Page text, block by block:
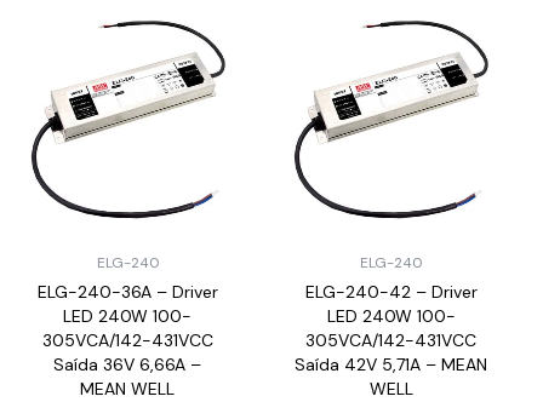
ELG-240
ELG-240-36A – Driver
LED 240W 100-
305VCA/142-431VCC
Saída 36V 6,66A –
MEAN WELL
ELG-240
ELG-240-42 – Driver
LED 240W 100-
305VCA/142-431VCC
Saída 42V 5,71A – MEAN
WELL